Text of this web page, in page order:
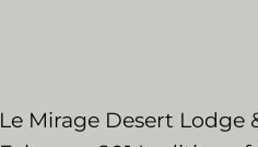
Le Mirage Desert Lodge